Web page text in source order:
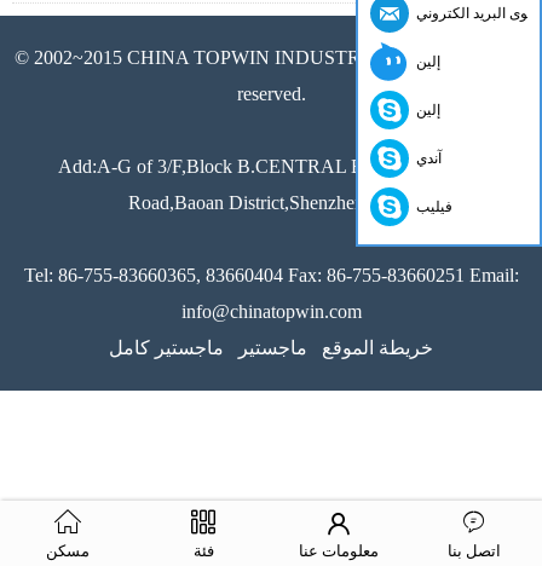
© 2002~2015 CHINA TOPWIN INDUSTRY CO.,LTD All rights
reserved.
Add:A-G of 3/F,Block B.CENTRAL Building,Xixiang
Road,Baoan District,Shenzhen,China
Tel: 86-755-83660365, 83660404 Fax: 86-755-83660251 Email:
info@chinatopwin.com
خريطة الموقع
ماجستير ماجستير كامل
مسكن فئة معلومات عنا اتصل بنا
البريد الكتروني
إلين
إلين
آندي
فيليب